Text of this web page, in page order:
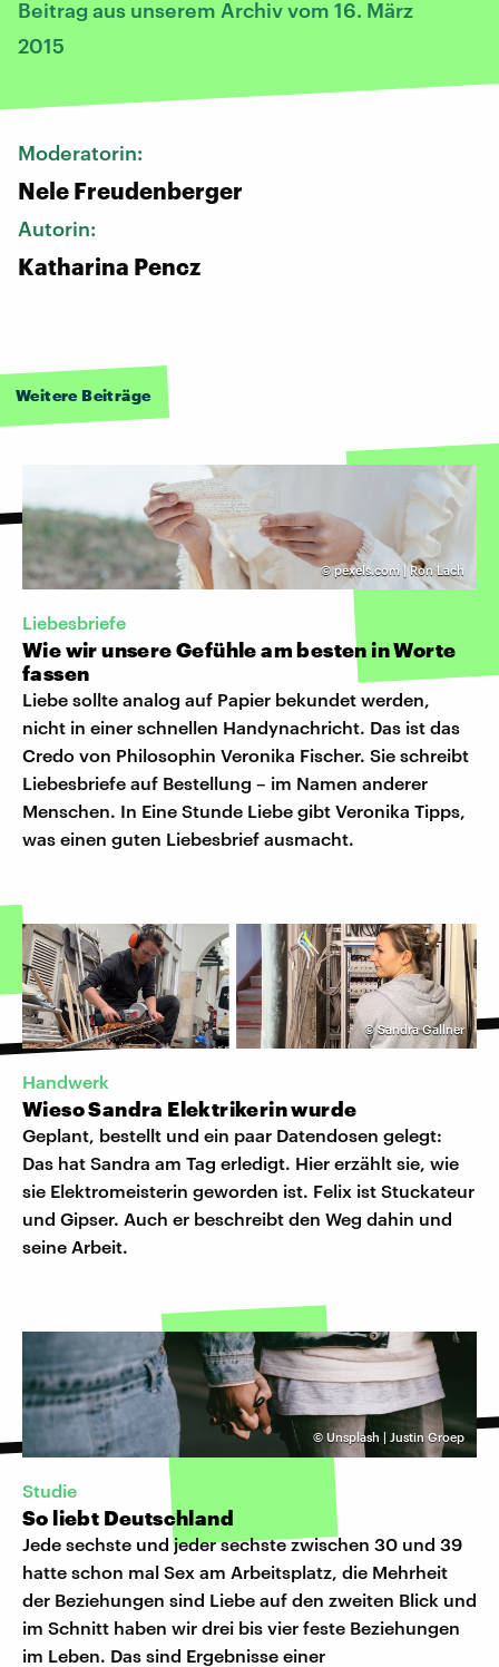
Beitrag aus unserem Archiv vom 16. März
2015
Moderatorin:
Nele Freudenberger
Autorin:
Katharina Pencz
Weitere Beiträge
©pexels.com | Ron Lach
Liebesbriefe
Wie wir unsere Gefühle am besten in Worte
fassen
Liebe sollte analog auf Papier bekundet werden,
nicht in einer schnellen Handynachricht. Das ist das
Credo von Philosophin Veronika Fischer. Sie schreibt
Liebesbriefe auf Bestellung – im Namen anderer
Menschen. In Eine Stunde Liebe gibt Veronika Tipps,
was einen guten Liebesbrief ausmacht.
©Sandra Gallner
Handwerk
Wieso Sandra Elektrikerin wurde
Geplant, bestellt und ein paar Datendosen gelegt:
Das hat Sandra am Tag erledigt. Hier erzählt sie, wie
sie Elektromeisterin geworden ist. Felix ist Stuckateur
und Gipser. Auch er beschreibt den Weg dahin und
seine Arbeit.
© Unsplash | Justin Groep
Studie
So liebt Deutschland
Jede sechste und jeder sechste zwischen 30 und 39
hatte schon mal Sex am Arbeitsplatz, die Mehrheit
der Beziehungen sind Liebe auf den zweiten Blick und
im Schnitt haben wir drei bis vier feste Beziehungen
im Leben. Das sind Ergebnisse einer